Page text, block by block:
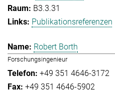
B3.3.31
Publikationsreferenzen
Robert Borth
Forschungsingenieur
+49 351 4646-3172
+49 351 4646-5902